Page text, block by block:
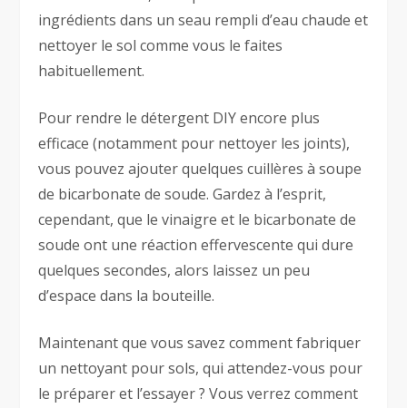
ingrédients dans un seau rempli d’eau chaude et
nettoyer le sol comme vous le faites
habituellement.
Pour rendre le détergent DIY encore plus
efficace (notamment pour nettoyer les joints),
vous pouvez ajouter quelques cuillères à soupe
de bicarbonate de soude. Gardez à l’esprit,
cependant, que le vinaigre et le bicarbonate de
soude ont une réaction effervescente qui dure
quelques secondes, alors laissez un peu
d’espace dans la bouteille.
Maintenant que vous savez comment fabriquer
un nettoyant pour sols, qui attendez-vous pour
le préparer et l’essayer ? Vous verrez comment